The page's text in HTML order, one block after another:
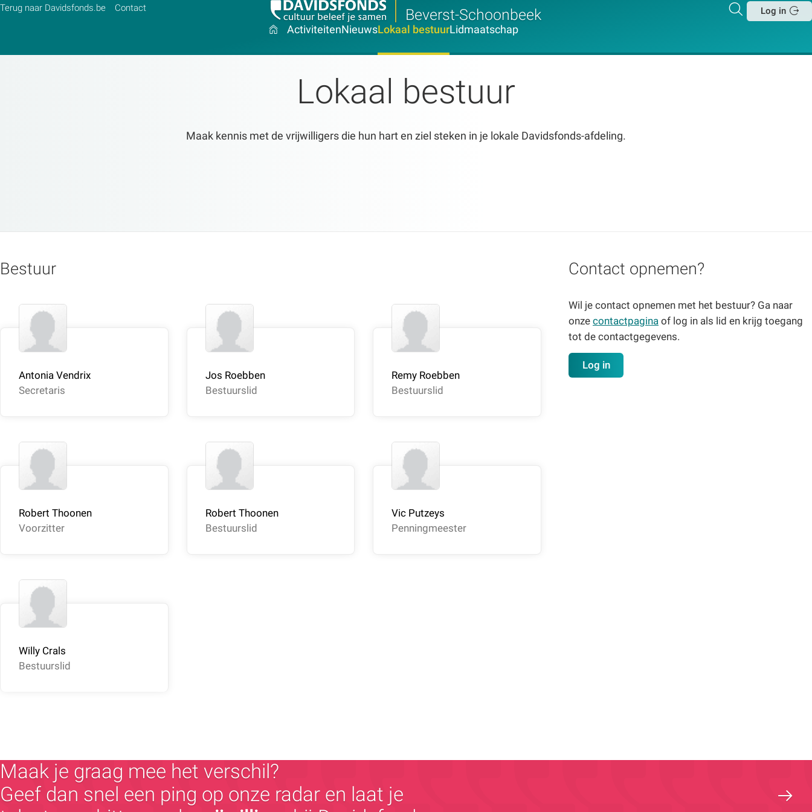
Terug naar Davidsfonds.be Contact Beverst-Schoonbeek Zoeken
Log in
ActiviteitenNieuwsLokaal bestuurLidmaatschap
Lokaal bestuur
Maak kennis met de vrijwilligers die hun hart en ziel steken in je lokale Davidsfonds-afdeling.
Bestuur
Antonia Vendrix
Secretaris
Jos Roebben
Bestuurslid
Remy Roebben
Bestuurslid
Robert Thoonen
Voorzitter
Robert Thoonen
Bestuurslid
Vic Putzeys
Penningmeester
Willy Crals
Bestuurslid
Contact opnemen?
Wil je contact opnemen met het bestuur? Ga naar
onzecontactpagina of log in als lid en krijg toegang
tot de contactgegevens.
Log in
Maak je graag mee het verschil?
Geef dan snel een ping op onze radar en laat je